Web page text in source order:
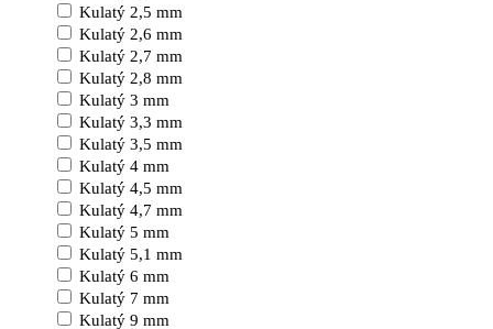
Kulatý 2,5 mm
Kulatý 2,6 mm
Kulatý 2,7 mm
Kulatý 2,8 mm
Kulatý 3 mm
Kulatý 3,3 mm
Kulatý 3,5 mm
Kulatý 4 mm
Kulatý 4,5 mm
Kulatý 4,7 mm
Kulatý 5 mm
Kulatý 5,1 mm
Kulatý 6 mm
Kulatý 7 mm
Kulatý 9 mm